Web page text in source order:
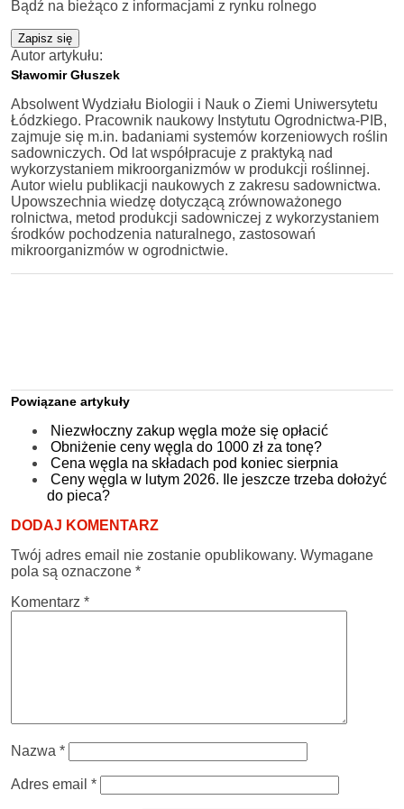
Bądź na bieżąco z informacjami z rynku rolnego
Zapisz się
Autor artykułu:
Sławomir Głuszek
Absolwent Wydziału Biologii i Nauk o Ziemi Uniwersytetu
Łódzkiego. Pracownik naukowy Instytutu Ogrodnictwa-PIB,
zajmuje się m.in. badaniami systemów korzeniowych roślin
sadowniczych. Od lat współpracuje z praktyką nad
wykorzystaniem mikroorganizmów w produkcji roślinnej.
Autor wielu publikacji naukowych z zakresu sadownictwa.
Upowszechnia wiedzę dotyczącą zrównoważonego
rolnictwa, metod produkcji sadowniczej z wykorzystaniem
środków pochodzenia naturalnego, zastosowań
mikroorganizmów w ogrodnictwie.
Powiązane artykuły
Niezwłoczny zakup węgla może się opłacić
Obniżenie ceny węgla do 1000 zł za tonę?
Cena węgla na składach pod koniec sierpnia
Ceny węgla w lutym 2026. Ile jeszcze trzeba dołożyć
do pieca?
DODAJ KOMENTARZ
Twój adres email nie zostanie opublikowany. Wymagane
pola są oznaczone *
Komentarz *
Nazwa *
Adres email *